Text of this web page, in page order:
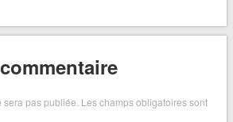
pas publiée. Les champs obligatoires sont